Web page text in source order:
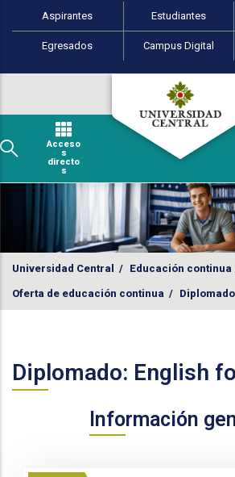
Pasar al contenido principal
Perfiles de usuario
Aspirantes Estudiantes
Egresados Campus Digital
Acceso
s
directo
s
Universidad Central / Educación continua
Oferta de educación continua /
Diplomado: English
Información